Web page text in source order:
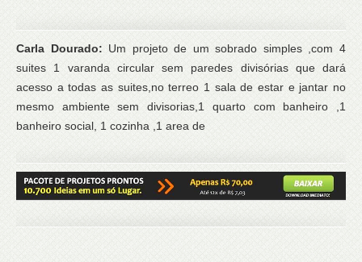
Carla Dourado: Um projeto de um sobrado simples ,com 4
suites 1 varanda circular sem paredes divisórias que dará
acesso a todas as suites,no terreo 1 sala de estar e jantar no
mesmo ambiente sem divisorias,1 quarto com banheiro ,1
banheiro social, 1 cozinha ,1 area de